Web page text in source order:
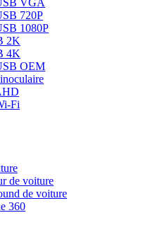
720P
1080P
2K
4K
OEM
Fi
de voiture
de voiture
360